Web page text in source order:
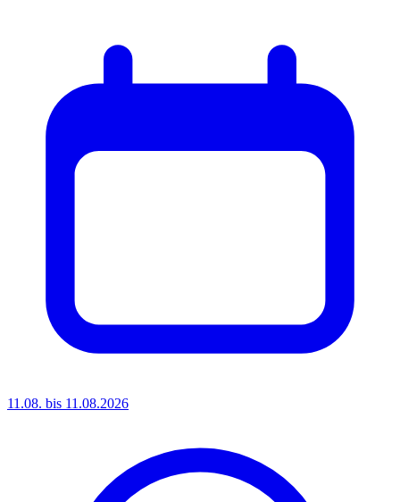
11.08. bis 11.08.2026